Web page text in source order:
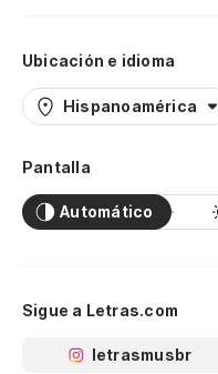
Ubicación e idioma
Hispanoamérica
Pantalla
Automático
Sigue a Letras.com
letrasmusbr